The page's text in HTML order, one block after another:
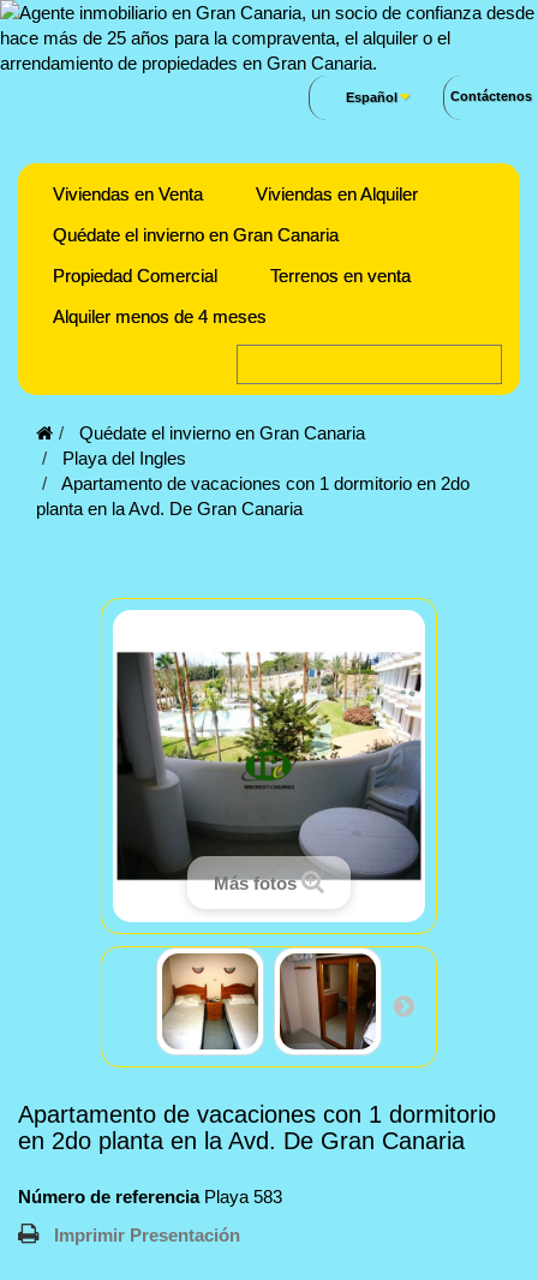
Contáctenos
Español
Viviendas en Venta
Viviendas en Alquiler
Quédate el invierno en Gran Canaria
Propiedad Comercial
Terrenos en venta
Alquiler menos de 4 meses
Quédate el invierno en Gran Canaria
Playa del Ingles
Apartamento de vacaciones con 1 dormitorio en 2do
planta en la Avd. De Gran Canaria
Más fotos
Apartamento de vacaciones con 1 dormitorio
en 2do planta en la Avd. De Gran Canaria
Número de referencia Playa 583
Imprimir Presentación